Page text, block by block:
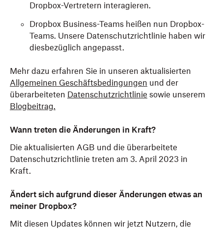
Dropbox-Vertretern interagieren.
Dropbox Business-Teams heißen nun Dropbox-
Teams. Unsere Datenschutzrichtlinie haben wir
diesbezüglich angepasst.
Mehr dazu erfahren Sie in unseren aktualisierten
Allgemeinen Geschäftsbedingungen und der
überarbeiteten Datenschutzrichtlinie sowie unserem
Blogbeitrag.
Wann treten die Änderungen in Kraft?
Die aktualisierten AGB und die überarbeitete
Datenschutzrichtlinie treten am 3. April 2023 in
Kraft.
Ändert sich aufgrund dieser Änderungen etwas an
meiner Dropbox?
Mit diesen Updates können wir jetzt Nutzern, die